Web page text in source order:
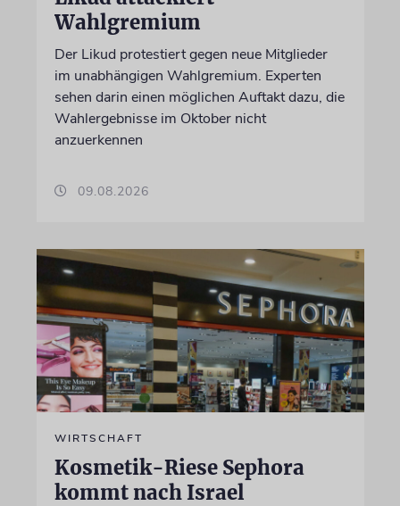
Wahlgremium
Der Likud protestiert gegen neue Mitglieder
im unabhängigen Wahlgremium. Experten
sehen darin einen möglichen Auftakt dazu, die
Wahlergebnisse im Oktober nicht
anzuerkennen
09.08.2026
WIRTSCHAFT
Kosmetik-Riese Sephora
kommt nach Israel